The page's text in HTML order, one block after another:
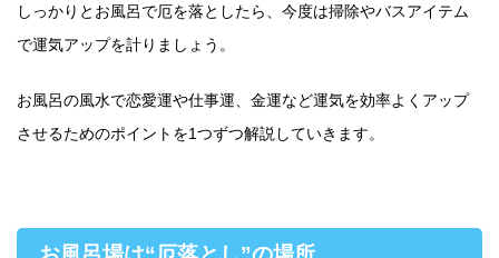
しっかりとお風呂で厄を落としたら、今度は掃除やバスアイテム
で運気アップを計りましょう。
お風呂の風水で恋愛運や仕事運、金運など運気を効率よくアップ
させるためのポイントを1つずつ解説していきます。